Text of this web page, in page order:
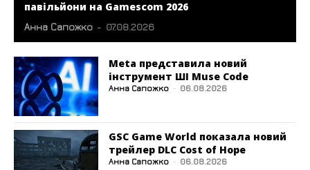
павільйони на Gamescom 2026
Анна Сапожко - 07.08.2026
Meta представила новий
інструмент ШІ Muse Code
Анна Сапожко - 06.08.2026
GSC Game World показала новий
трейлер DLC Cost of Hope
Анна Сапожко - 06.08.2026